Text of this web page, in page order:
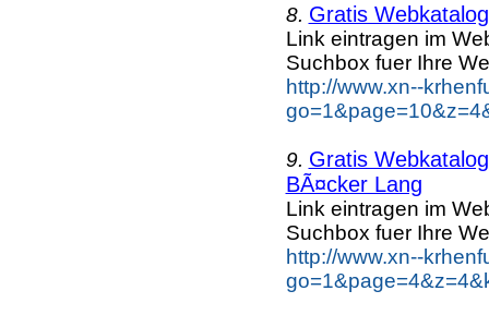
8. Gratis
Link eintragen im
Suchbox fuer Ihre
http://www.xn--
9. Gratis
BÃ¤cker Lang
Link eintragen im
Suchbox fuer Ihre
http://www.xn--